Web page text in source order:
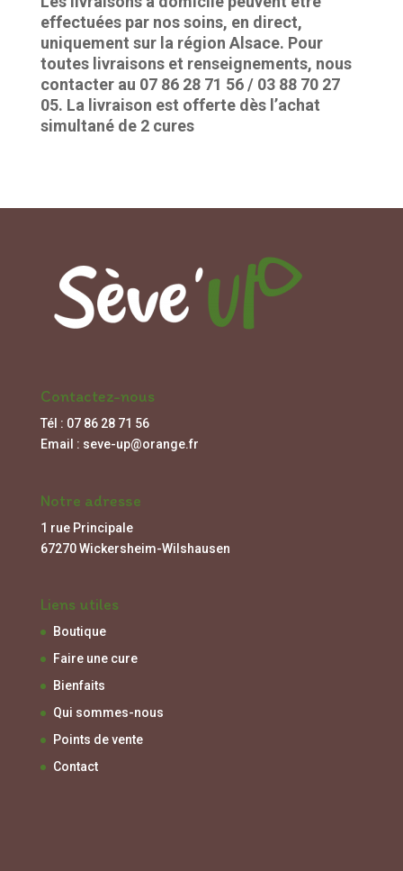
effectuées par nos soins, en direct,
uniquement sur la région Alsace. Pour
toutes livraisons et renseignements, nous
contacter au 07 86 28 71 56 / 03 88 70 27
05. La livraison est offerte dès l’achat
simultané de 2 cures
Contactez-nous
Tél : 07 86 28 71 56
Email : seve-up@orange.fr
Notre adresse
1 rue Principale
67270 Wickersheim-Wilshausen
Liens utiles
Boutique
Faire une cure
Bienfaits
Qui sommes-nous
Points de vente
Contact